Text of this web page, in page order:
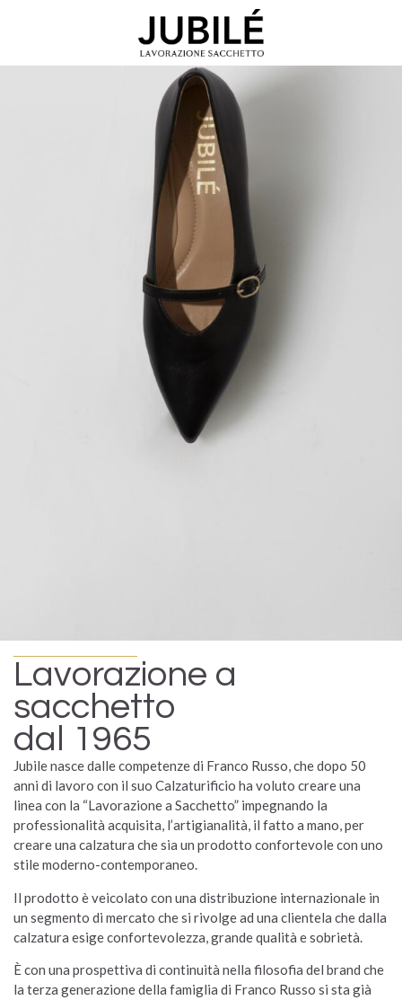
Lavorazione a
sacchetto
dal 1965
Jubile nasce dalle competenze di Franco Russo, che dopo 50
anni di lavoro con il suo Calzaturificio ha voluto creare una
linea con la “Lavorazione a Sacchetto” impegnando la
professionalità acquisita, l’artigianalità, il fatto a mano, per
creare una calzatura che sia un prodotto confortevole con uno
stile moderno-contemporaneo.
Il prodotto è veicolato con una distribuzione internazionale in
un segmento di mercato che si rivolge ad una clientela che dalla
calzatura esige confortevolezza, grande qualità e sobrietà.
È con una prospettiva di continuità nella filosofia del brand che
la terza generazione della famiglia di Franco Russo si sta già